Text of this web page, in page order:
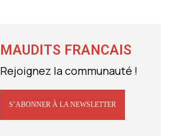
MAUDITS FRANCAIS
Rejoignez la communauté !
S’ABONNER À LA NEWSLETTER